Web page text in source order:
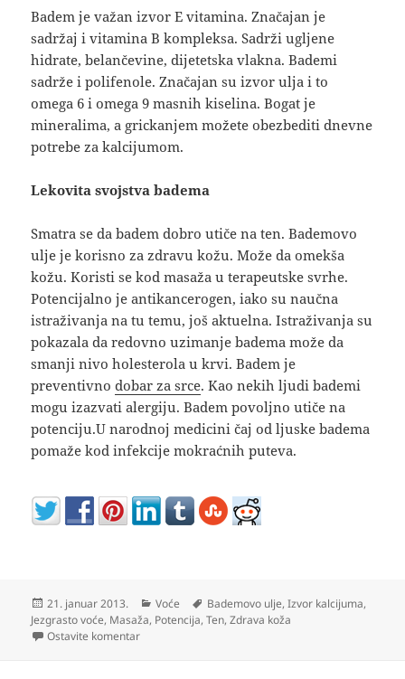
Badem je važan izvor E vitamina. Značajan je
sadržaj i vitamina B kompleksa. Sadrži ugljene
hidrate, belančevine, dijetetska vlakna. Bademi
sadrže i polifenole. Značajan su izvor ulja i to
omega 6 i omega 9 masnih kiselina. Bogat je
mineralima, a grickanjem možete obezbediti dnevne
potrebe za kalcijumom.
Lekovita svojstva badema
Smatra se da badem dobro utiče na ten. Bademovo
ulje je korisno za zdravu kožu. Može da omekša
kožu. Koristi se kod masaža u terapeutske svrhe.
Potencijalno je antikancerogen, iako su naučna
istraživanja na tu temu, još aktuelna. Istraživanja su
pokazala da redovno uzimanje badema može da
smanji nivo holesterola u krvi. Badem je
preventivnodobar za srce. Kao nekih ljudi bademi
mogu izazvati alergiju. Badem povoljno utiče na
potenciju.U narodnoj medicini čaj od ljuske badema
pomaže kod infekcije mokraćnih puteva.
Objavljeno
21. januar 2013. Kategorije
Voće Oznake
Bademovo ulje,Izvor kalcijuma,
Jezgrasto voće, Masaža, Potencija,Ten,Zdrava koža
Ostavite komentarna Badem za zdravu kožu